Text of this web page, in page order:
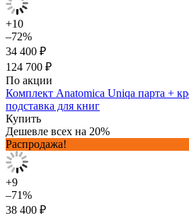
+10
–72%
34 400 ₽
124 700 ₽
По акции
Комплект Anatomica Uniqa парта +
подставка для книг
Купить
Дешевле всех на 20%
Распродажа!
+9
–71%
38 400 ₽